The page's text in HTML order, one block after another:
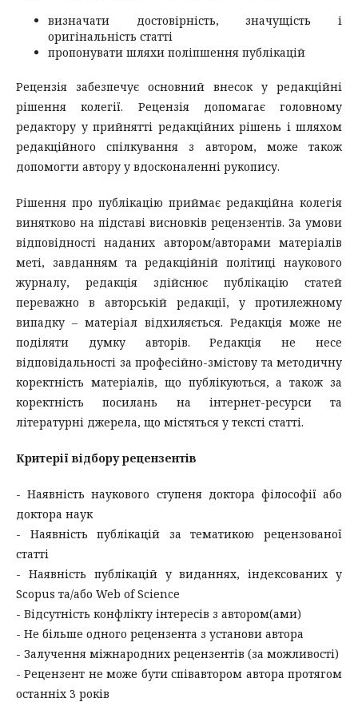
визначати достовірність, значущість і
оригінальність статті
пропонувати шляхи поліпшення публікацій
Рецензія забезпечує основний внесок у редакційні
рішення колегії. Рецензія допомагає головному
редактору у прийнятті редакційних рішень і шляхом
редакційного спілкування з автором, може також
допомогти автору у вдосконаленні рукопису.
Рішення про публікацію приймає редакційна колегія
винятково на підставі висновків рецензентів. За умови
відповідності наданих автором/авторами матеріалів
меті, завданням та редакційній політиці наукового
журналу, редакція здійснює публікацію статей
переважно в авторській редакції, у протилежному
випадку – матеріал відхиляється. Редакція може не
поділяти думку авторів. Редакція не несе
відповідальності за професійно-змістову та методичну
коректність матеріалів, що публікуються, а також за
коректність посилань на інтернет-ресурси та
літературні джерела, що містяться у тексті статті.
Критерії відбору рецензентів
- Наявність наукового ступеня доктора філософії або
доктора наук
- Наявність публікацій за тематикою рецензованої
статті
- Наявність публікацій у виданнях, індексованих у
Scopus та/або Web of Science
- Відсутність конфлікту інтересів з автором(ами)
- Не більше одного рецензента з установи автора
- Залучення міжнародних рецензентів (за можливості)
- Рецензент не може бути співавтором автора протягом
останніх 3 років